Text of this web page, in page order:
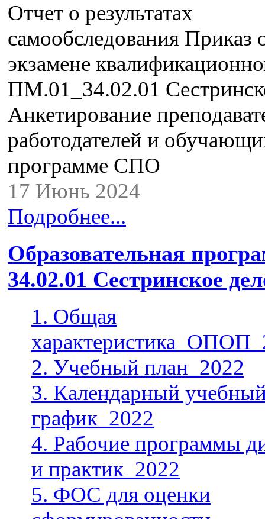
Отчет о результатах
самообследования Приказ
экзамене
ПМ.01_34.02.01
Анкетирование
работодателей и
программе СПО
17 Июнь 2024
Подробнее...
Образовательная
34.02.01 Сестринское
1. Общая
2. Учебный план_2022
3. Календарный
график_2022
4. Рабочие программы
и практик_2022
5. ФОС для оценки